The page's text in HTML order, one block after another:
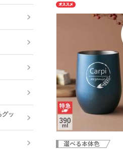
短納期タンブラ
クリーナー
カードケース
ダー・名刺入れ
定規・メジャー
短納期文房具・
リー
オリジナルクリ
短納期クリア
多機能ペン(タ
プペン付など)
万年筆
クレヨン・色
レザーキーホル
キーホルダー
反射板キーホル
レクターキーホ
卓上カレンダー
記念品 タンブ
記念品 グラス
オリジナルフェ
グッ